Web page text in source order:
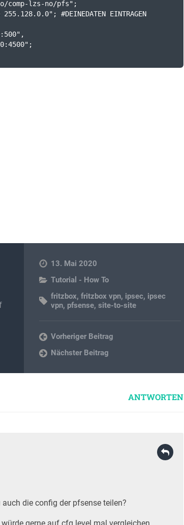
13. Mai 2020
Tutorial - How To
fritzbox,fritzbox vpn, ipsec, ipsec
vpn, pfsense,site-to-site
Vorheriger Beitrag
Nächster Beitrag
ANTWORTEN
die config der pfsense teilen?